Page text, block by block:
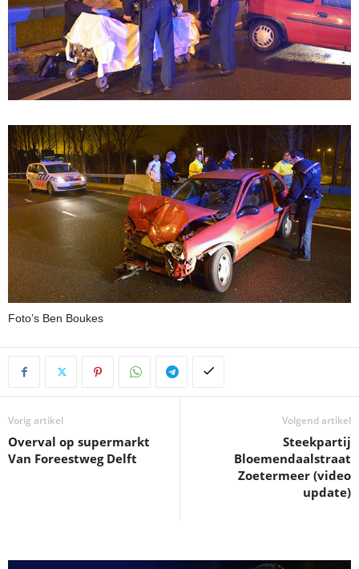
Foto’s Ben Boukes
Vorig artikel
Overval op supermarkt
Van Foreestweg Delft
Volgend artikel
Steekpartij
Bloemendaalstraat
Zoetermeer (video
update)